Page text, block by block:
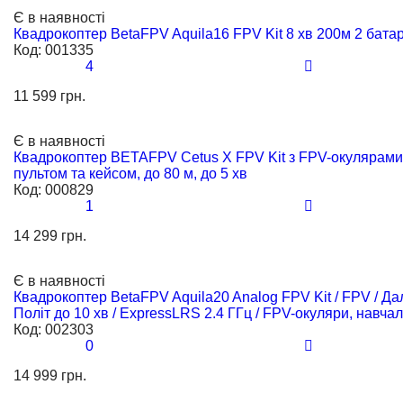
З кейсом
Є в наявності
Квадрокоптер BetaFPV Aquila16 FPV Kit 8 хв 200м 2
Код: 001335
4
11 599 грн.
Є в наявності
Квадрокоптер BETAFPV Cetus X FPV Kit з FPV-
пультом та кейсом, до 80 м, до 5 хв
Код: 000829
1
14 299 грн.
Є в наявності
Квадрокоптер BetaFPV Aquila20 Analog FPV Kit / FPV /
Політ до 10 хв / ExpressLRS 2.4 ГГц / FPV-окуляри,
Код: 002303
0
14 999 грн.